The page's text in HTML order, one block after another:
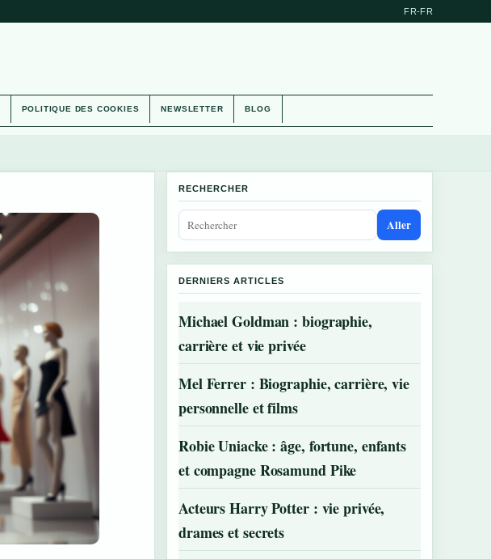
FR-FR
POLITIQUE DES COOKIES NEWSLETTER BLOG
RECHERCHER
Aller
DERNIERS ARTICLES
Michael Goldman : biographie,
carrière et vie privée
Mel Ferrer : Biographie, carrière, vie
personnelle et films
Robie Uniacke : âge, fortune, enfants
et compagne Rosamund Pike
Acteurs Harry Potter : vie privée,
drames et secrets